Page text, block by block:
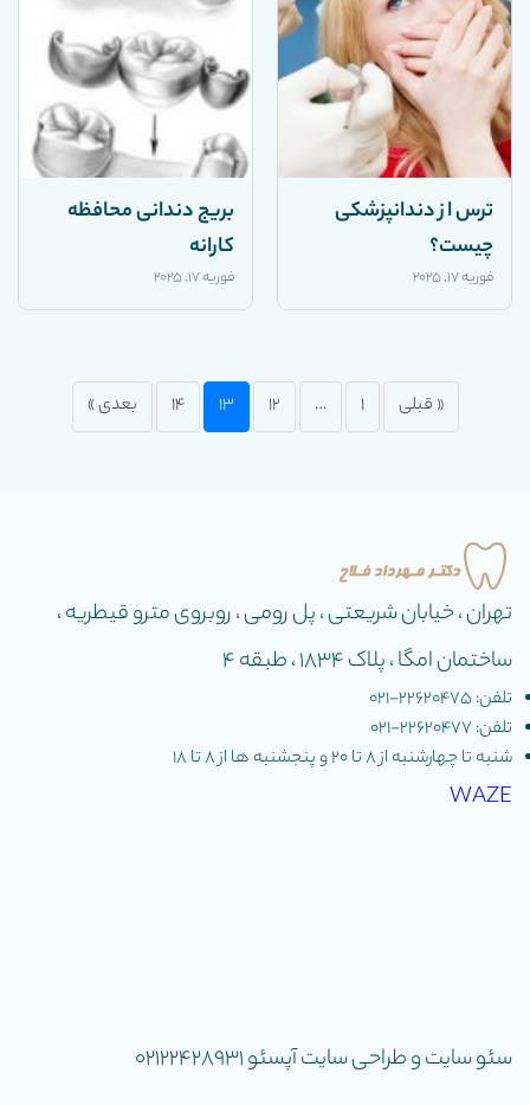
ترس از دندانپزشکی
چیست؟
فوریه 17, 2025
بریج دندانی محافظه
کارانه
فوریه 17, 2025
صفحه‌بندی
« قبلی صفحه 1
… صفحه 12 صفحه 13 صفحه 14 بعدی »
تهران ، خیابان شریعتی ، پل رومی ، روبروی مترو قیطریه ،
ساختمان امگا ، پلاک 1834 ، طبقه 4
تلفن: 22620475-۰۲۱
تلفن: 22620477-۰۲۱
شنبه تا چهارشنبه از ٨ تا ٢٠ و پنجشنبه ها از ٨ تا ١٨
WAZE
سئو سایت و طراحی سایت آپسئو 02122428931